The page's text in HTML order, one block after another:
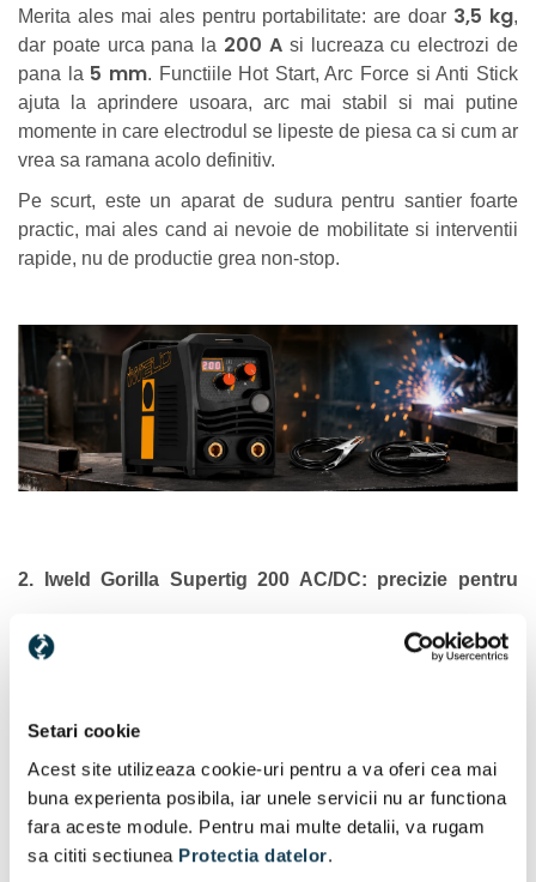
Setari cookie
Acest site utilizeaza cookie-uri pentru a va oferi cea mai
buna experienta posibila, iar unele servicii nu ar functiona
fara aceste module. Pentru mai multe detalii, va rugam
sa cititi sectiunea Protectia datelor.
Merita ales mai ales pentru portabilitate: are doar 3,5 kg,
dar poate urca pana la 200 Asi lucreaza cu electrozi de
pana la 5 mm. Functiile Hot Start, Arc Force si Anti Stick
ajuta la aprindere usoara, arc mai stabil si mai putine
momente in care electrodul se lipeste de piesa ca si cum ar
vrea sa ramana acolo definitiv.
Pe scurt, este un aparat de sudura pentru santier foarte
practic, mai ales cand ai nevoie de mobilitate si interventii
rapide, nu de productie grea non-stop.
2. Iweld Gorilla Supertig 200 AC/DC: precizie pentru
aparat de
controlate. Este alegerea potrivita pentru inox, aluminiu,
cordonului conteaza la fel de mult ca rezistenta.
Se potriveste sudorilor care lucreaza in ateliere
specializate, fac reparatii fine sau au nevoie de un